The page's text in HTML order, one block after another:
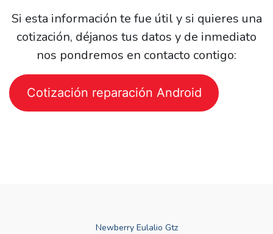
Si esta información te fue útil y si quieres una
cotización, déjanos tus datos y de inmediato
nos pondremos en contacto contigo:
Cotización reparación Android
Newberry Eulalio Gtz